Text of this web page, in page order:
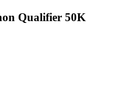
Qualifier 50K